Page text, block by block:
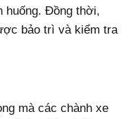
huống. Đồng thời,
bảo trì và kiểm tra
mà các chành xe